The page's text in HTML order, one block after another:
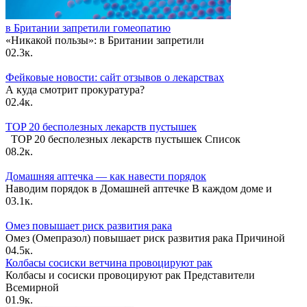
в Британии запретили гомеопатию
«Никакой пользы»: в Британии запретили
02.3к.
Фейковые новости: сайт отзывов о лекарствах
А куда смотрит прокуратура?
02.4к.
TOP 20 бесполезных лекарств пустышек
TOP 20 бесполезных лекарств пустышек Список
08.2к.
Домашняя аптечка — как навести порядок
Наводим порядок в Домашней аптечке В каждом доме и
03.1к.
Омез повышает риск развития рака
Омез (Омепразол) повышает риск развития рака Причиной
04.5к.
Колбасы сосиски ветчина провоцируют рак
Колбасы и сосиски провоцируют рак Представители
Всемирной
01.9к.